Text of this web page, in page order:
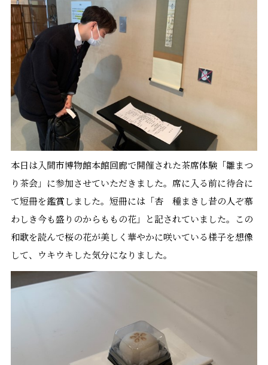
本日は入間市博物館本館回廊で開催された茶席体験「雛まつ
り茶会」に参加させていただきました。席に入る前に待合に
て短冊を鑑賞しました。短冊には「杏 種まきし昔の人ぞ慕
わしき今も盛りのからももの花」と記されていました。この
和歌を読んで桜の花が美しく華やかに咲いている様子を想像
して、ウキウキした気分になりました。